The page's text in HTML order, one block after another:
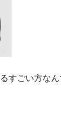
すごい方なん